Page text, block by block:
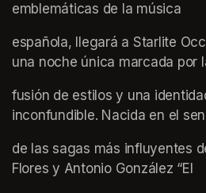
emblemáticas de la música
española, llegará a Starlite
una noche única marcada por
fusión de estilos y una
inconfundible. Nacida en el
de las sagas más influyentes
Flores y Antonio González “El